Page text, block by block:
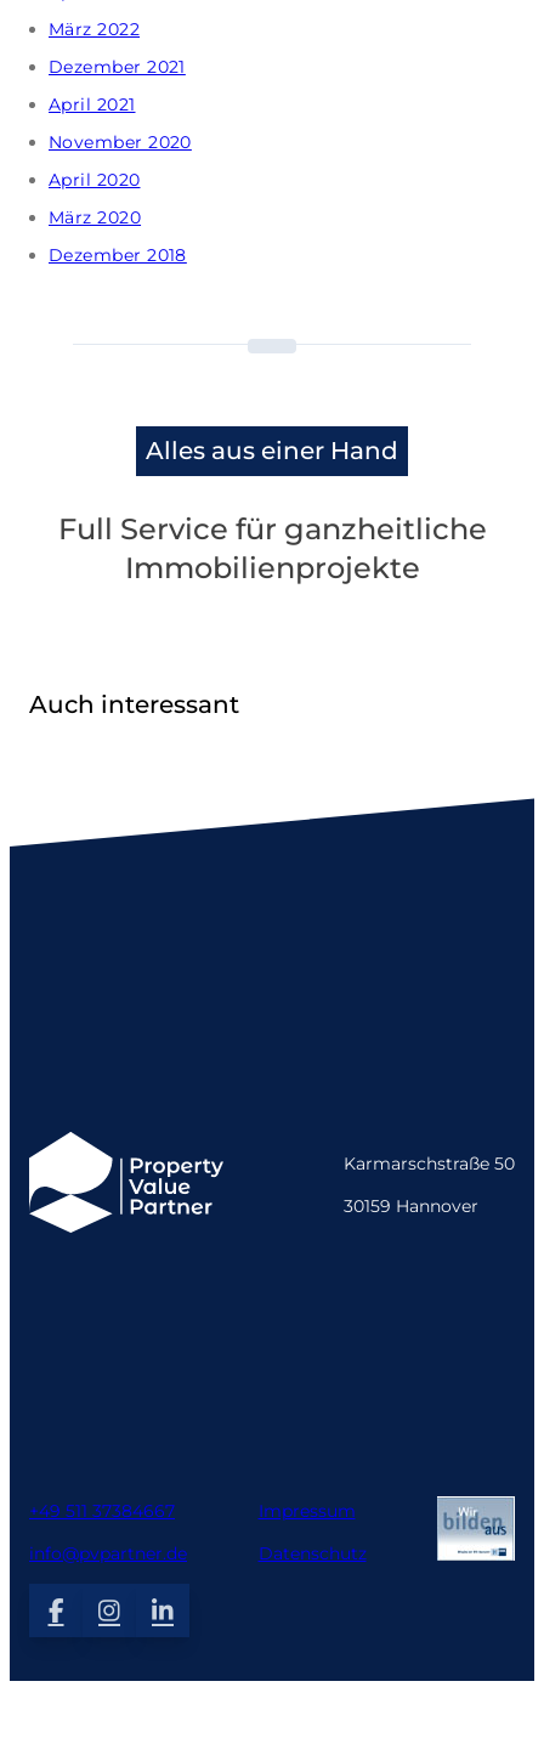
März 2022
Dezember 2021
April 2021
November 2020
April 2020
März 2020
Dezember 2018
Alles aus einer Hand
Full Service für ganzheitliche
Immobilienprojekte
Auch interessant
Karmarschstraße 50
30159 Hannover
+49 511 37384667
info@pvpartner.de
Impressum
Datenschutz